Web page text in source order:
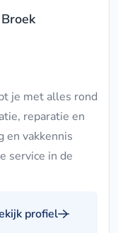
je met alles rond
reparatie en
en vakkennis
service in de
profiel